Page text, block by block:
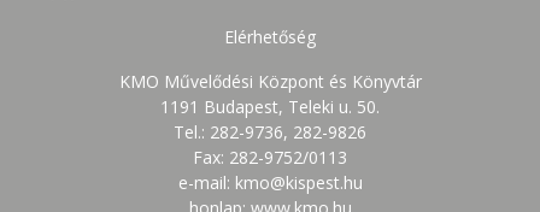
Elérhetőség
KMO Művelődési Központ és Könyvtár
1191 Budapest, Teleki u. 50.
Tel.: 282-9736, 282-9826
Fax: 282-9752/0113
e-mail: kmo@kispest.hu